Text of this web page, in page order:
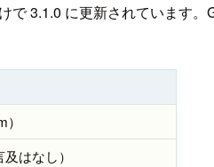
で 3.1.0 に更新されています
はなし）